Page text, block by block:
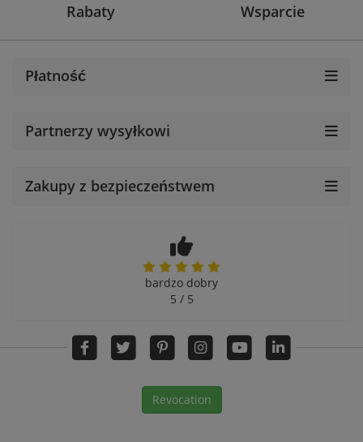
Rabaty Wsparcie
Płatność
Partnerzy wysyłkowi
Zakupy z bezpieczeństwem
bardzo dobry
5 / 5
Revocation